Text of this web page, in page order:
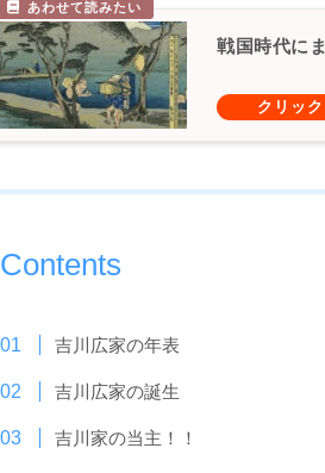
戦国時代に
Contents
吉川広家の年表
吉川広家の誕生
吉川家の当主！！